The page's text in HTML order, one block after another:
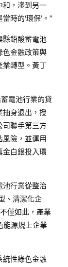
和，滲到另一
時的‘環保’。”
縣鉛酸蓄電池
色金融政策與
業轉型。黃丁
蓄電池行業的貸
抽身退出，授
司聯手第三方
險，並運用
金白銀投入環
池行業從整治
、清潔化企
僅如此，產業
能源規上企業
統性綠色金融